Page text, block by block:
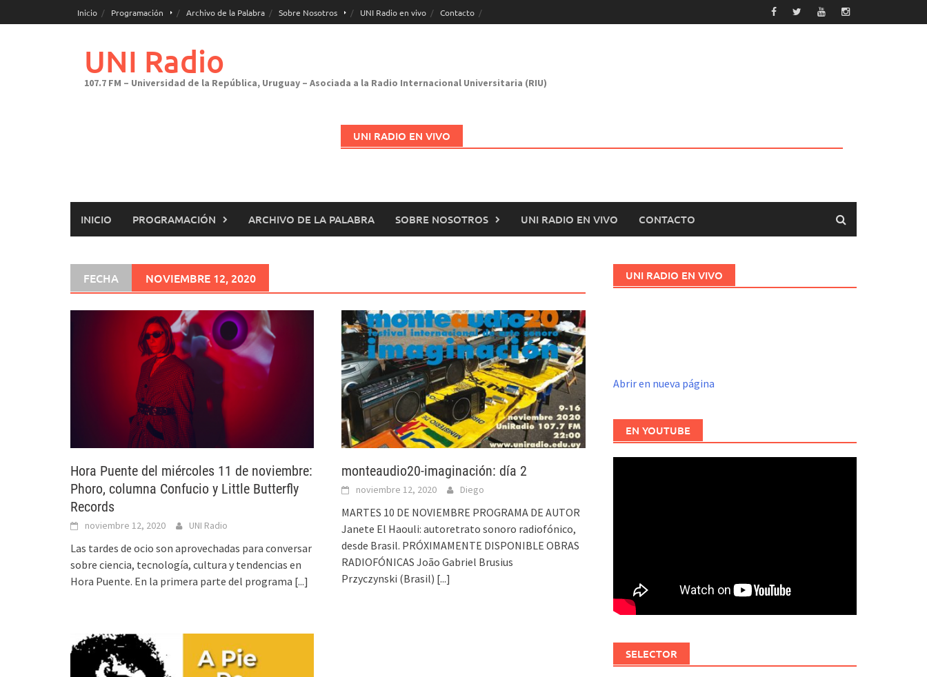
al
Inicio Programación Archivo de la Palabra Sobre Nosotros UNI Radio en vivo Contacto
UNI Radio
107.7 FM – Universidad de la República, Uruguay – Asociada a la Radio Internacional Universitaria (RIU)
UNI RADIO EN VIVO
INICIO PROGRAMACIÓN ARCHIVO DE LA PALABRA SOBRE NOSOTROS UNI RADIO EN VIVO CONTACTO
FECHA NOVIEMBRE 12, 2020
Hora Puente del miércoles 11 de noviembre:
Phoro, columna Confucio y Little Butterfly
Records
noviembre 12, 2020 UNI Radio
Las tardes de ocio son aprovechadas para conversar
sobre ciencia, tecnología, cultura y tendencias en
Hora Puente. En la primera parte del programa [...]
monteaudio20-imaginación: día 2
noviembre 12, 2020 Diego
MARTES 10 DE NOVIEMBRE PROGRAMA DE AUTOR
Janete El Haouli: autoretrato sonoro radiofónico,
desde Brasil. PRÓXIMAMENTE DISPONIBLE OBRAS
RADIOFÓNICAS João Gabriel Brusius
Przyczynski (Brasil) [...]
UNI RADIO EN VIVO
Abrir en nueva página
EN YOUTUBE
SELECTOR